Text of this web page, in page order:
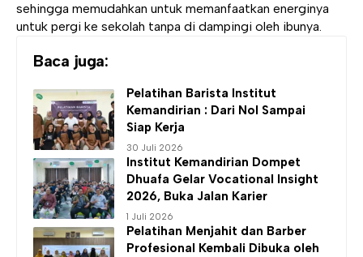
sehingga memudahkan untuk memanfaatkan energinya
untuk pergi ke sekolah tanpa di dampingi oleh ibunya.
Baca juga:
Pelatihan Barista Institut
Kemandirian : Dari Nol Sampai
Siap Kerja
30 Juli 2026
Institut Kemandirian Dompet
Dhuafa Gelar Vocational Insight
2026, Buka Jalan Karier
1 Juli 2026
Pelatihan Menjahit dan Barber
Profesional Kembali Dibuka oleh